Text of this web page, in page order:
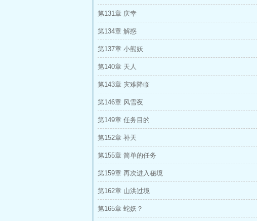
第131章 庆幸
第134章 解惑
第137章 小熊妖
第140章 天人
第143章 灾难降临
第146章 风雪夜
第149章 任务目的
第152章 补天
第155章 简单的任务
第159章 再次进入秘境
第162章 山洪过境
第165章 蛇妖？